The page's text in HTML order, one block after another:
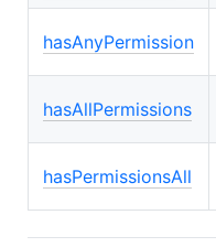
Buession Cas
Buession Prototype
hasAnyPermission
hasAllPermissions
hasPermissionsAll